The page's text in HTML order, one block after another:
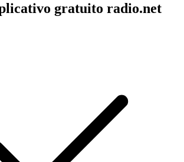
gratuito radio.net